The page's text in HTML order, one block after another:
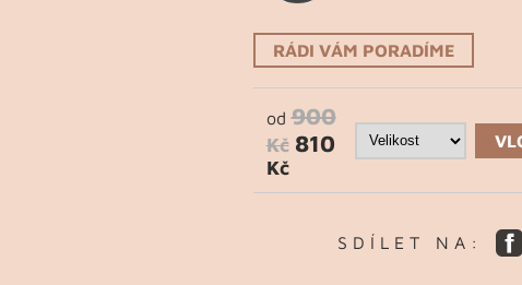
RÁDI VÁM PORADÍME
od900
Kč 810
Kč
S D Í L E T N A :